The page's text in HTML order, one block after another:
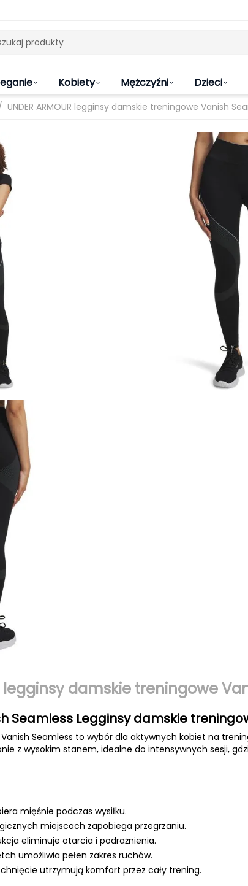
Kobiety Mężczyźni Dzieci
UNDER ARMOUR legginsy damskie treningowe Vanish
legginsy damskie treningowe
Seamless Legginsy damskie
Seamless to wybór dla aktywnych kobiet na
z wysokim stanem, idealne do intensywnych sesji,
mięśnie podczas wysiłku.
miejscach zapobiega przegrzaniu.
eliminuje otarcia i podrażnienia.
umożliwia pełen zakres ruchów.
utrzymują komfort przez cały trening.